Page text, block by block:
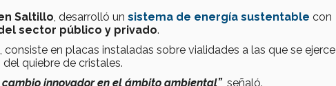
Saltillo , desarrolló un sistema de energía sustentable con
sector público y privado.
, consiste en placas instaladas sobre vialidades a las que se ejerce
quiebre de cristales.
innovador en el ámbito ambiental”, señaló.